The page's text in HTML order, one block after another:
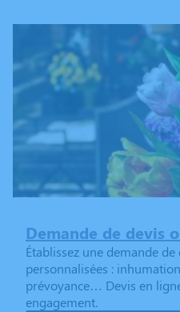
Demande de devis
Établissez une demande
personnalisées :
prévoyance… Devis en
engagement.